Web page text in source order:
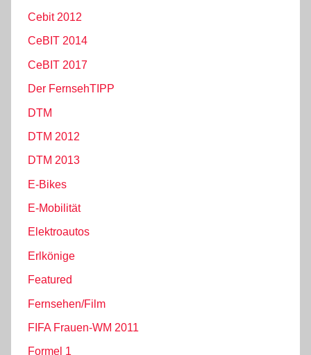
Cebit 2012
CeBIT 2014
CeBIT 2017
Der FernsehTIPP
DTM
DTM 2012
DTM 2013
E-Bikes
E-Mobilität
Elektroautos
Erlkönige
Featured
Fernsehen/Film
FIFA Frauen-WM 2011
Formel 1